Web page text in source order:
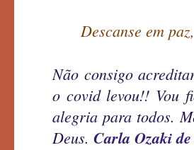
Descanse em
Não consigo
o covid levou!! Vou
alegria para todos.
Deus. Carla Ozaki